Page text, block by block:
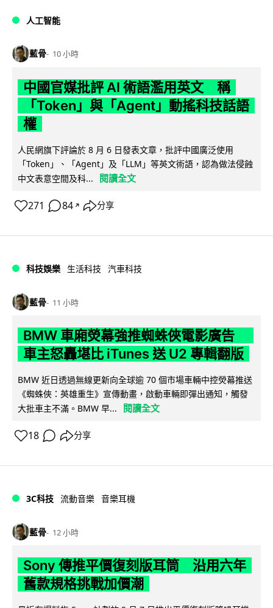
人工智能
藍骨 10 小時
中國官媒批評 AI 術語濫用英文 稱
「Token」與「Agent」動搖科技話語
權
人民網旗下評論於 8 月 6 日發表文章，批評中國廣泛使用
「Token」、「Agent」及「LLM」等英文術語，認為做法侵蝕
中文表意空間及科...
閱讀全文
271 84 ↗ 分享
科技娛樂 生活科技 汽車科技
藍骨 11 小時
BMW 車廂熒幕強推蜘蛛俠電影廣告
車主怒轟堪比 iTunes 送 U2 專輯翻版
BMW 近日透過無線更新向全球逾 70 個市場車輛中控熒幕推送
《蜘蛛俠：英雄重生》宣傳動畫，啟動車輛即彈出通知，觸發
大批車主不滿。BMW 早...
閱讀全文
18 分享
3C科技 流動音樂 音樂耳機
藍骨 12 小時
Sony 傳推平價復刻版耳筒 沿用六年
舊款規格挑戰加價潮